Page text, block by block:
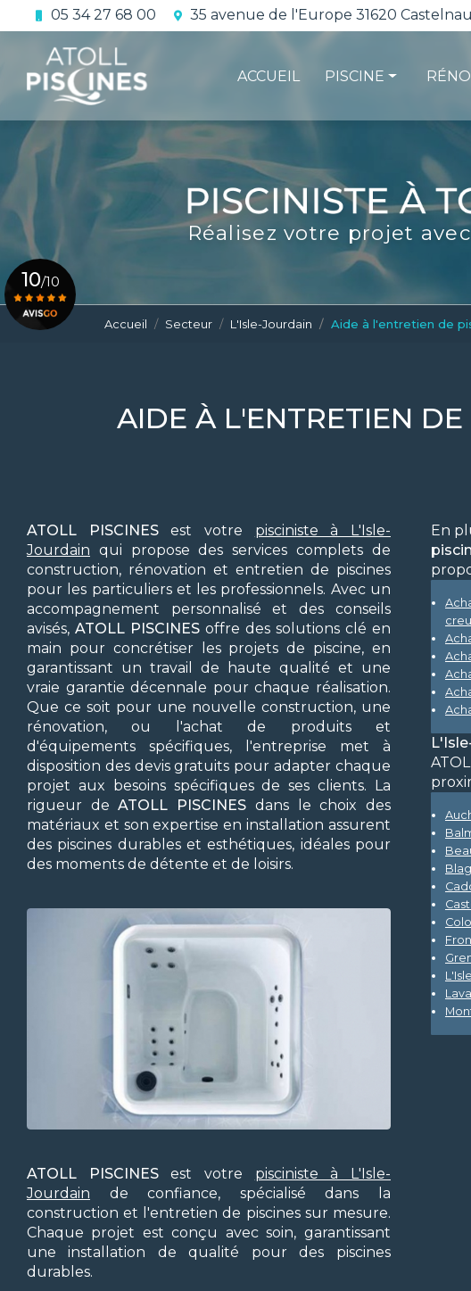
au
contenu
principal
05 34 27 68 00 35 avenue de l'Europe 31620
ACCUEIL PISCINE
L'étanchéité
La conformité
Le contrat d'entretien
Réalisez votre projet
10/10
Accueil Secteur L'Isle-Jourdain Aide à l'entretien de
AIDE À L'ENTRETIEN
ATOLL PISCINESest votre pisciniste à L'Isle-
Jourdain qui propose des services complets de
construction, rénovation et entretien de piscines
pour les particuliers et les professionnels. Avec un
accompagnement personnalisé et des conseils
avisés, ATOLL PISCINES offre des solutions clé en
main pour concrétiser les projets de piscine, en
garantissant un travail de haute qualité et une
vraie garantie décennale pour chaque réalisation.
Que ce soit pour une nouvelle construction, une
rénovation, ou l'achat de produits et
d'équipements spécifiques, l'entreprise met à
disposition des devis gratuits pour adapter chaque
projet aux besoins spécifiques de ses clients. La
rigueur deATOLL PISCINES dans le choix des
matériaux et son expertise en installation assurent
des piscines durables et esthétiques, idéales pour
des moments de détente et de loisirs.
ATOLL PISCINESest votre pisciniste à L'Isle-
Jourdain de confiance, spécialisé dans la
construction et l'entretien de piscines sur mesure.
Chaque projet est conçu avec soin, garantissant
une installation de qualité pour des piscines
durables.
En